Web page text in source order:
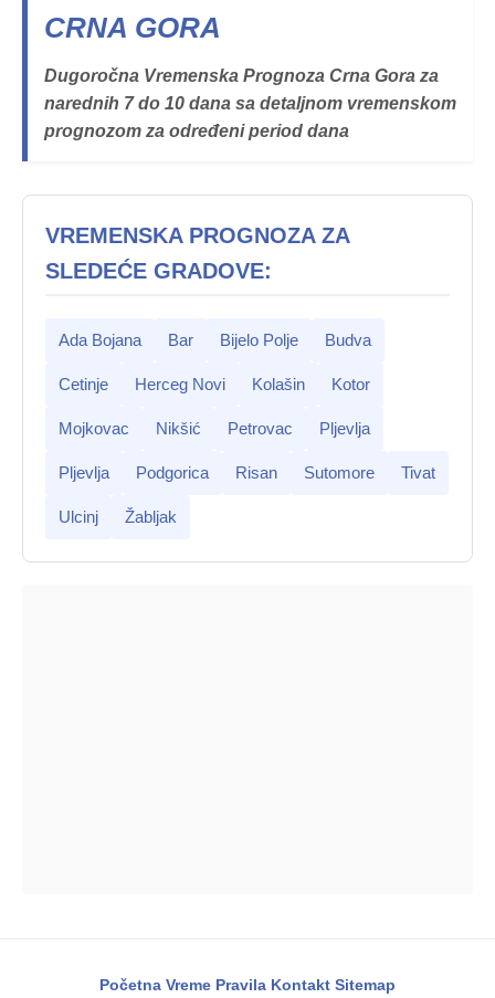
CRNA GORA
Dugoročna Vremenska Prognoza Crna Gora za
narednih 7 do 10 dana sa detaljnom vremenskom
prognozom za određeni period dana
VREMENSKA PROGNOZA ZA
SLEDEĆE GRADOVE:
Ada Bojana Bar Bijelo Polje Budva
Cetinje Herceg Novi Kolašin Kotor
Mojkovac Nikšić Petrovac Pljevlja
Pljevlja Podgorica Risan Sutomore Tivat
Ulcinj Žabljak
Početna Vreme Pravila Kontakt Sitemap